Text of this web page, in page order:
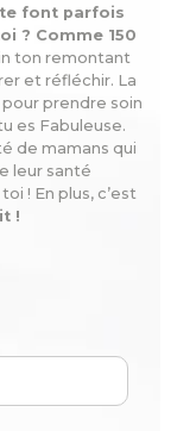
font parfois
? Comme 150
ton remontant
et réfléchir. La
prendre soin
es Fabuleuse.
de mamans qui
leur santé
! En plus, c’est
!